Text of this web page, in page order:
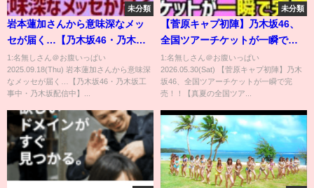
未分類
岩本蓮加さんから意味深なメッ
セが届く…【乃木坂46・乃木坂
工事中・乃木坂配信中】
1:名無しさん＠お腹いっぱい
2025.09.18(Thu) 岩本蓮加さんから意味深
なメッセが届く…【乃木坂46・乃木坂工
事中・乃木坂配信中】...
未分類
【菅原キャプ初陣】乃木坂46、
全国ツアーチケットが一瞬で完
売！！【真夏の全国ツアー
2026】
1:名無しさん＠お腹いっぱい
2026.05.30(Sat) 【菅原キャプ初陣】乃木
坂46、全国ツアーチケットが一瞬で完
売！！【真夏の全国ツア...